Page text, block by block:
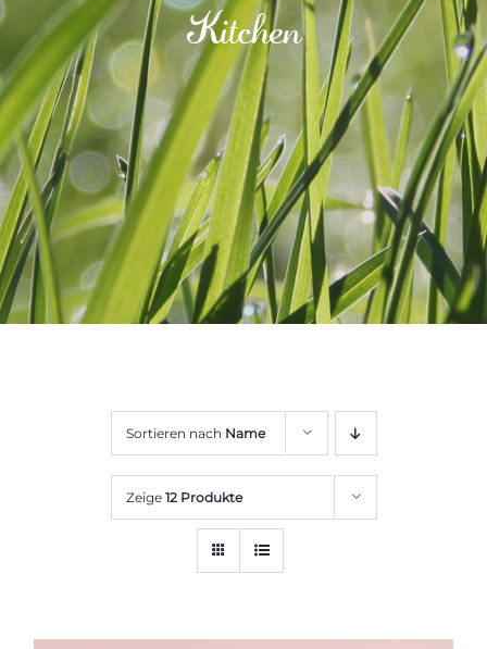
Kitchen
Sortieren nach Name
Zeige 12 Produkte